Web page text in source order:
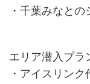
・千葉みなとの
エリア潜入プラ
・アイスリン